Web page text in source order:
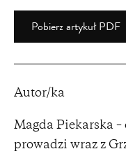
Pobierz artykuł PDF
Autor/ka
Magda Piekarska
prowadzi wraz z